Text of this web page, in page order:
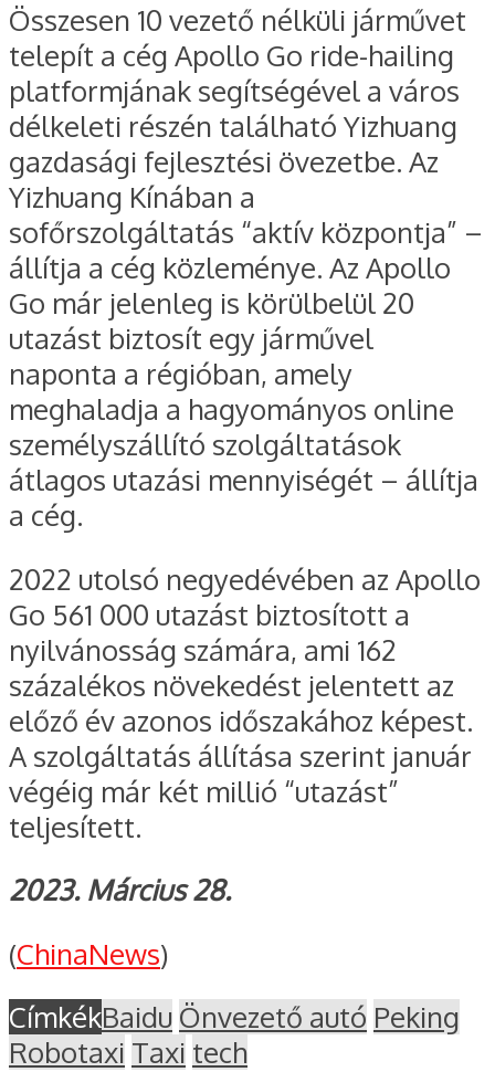
Összesen 10 vezető nélküli járművet
telepít a cég Apollo Go ride-hailing
platformjának segítségével a város
délkeleti részén található Yizhuang
gazdasági fejlesztési övezetbe. Az
Yizhuang Kínában a
sofőrszolgáltatás “aktív központja” –
állítja a cég közleménye. Az Apollo
Go már jelenleg is körülbelül 20
utazást biztosít egy járművel
naponta a régióban, amely
meghaladja a hagyományos online
személyszállító szolgáltatások
átlagos utazási mennyiségét – állítja
a cég.
2022 utolsó negyedévében az Apollo
Go 561 000 utazást biztosított a
nyilvánosság számára, ami 162
százalékos növekedést jelentett az
előző év azonos időszakához képest.
A szolgáltatás állítása szerint január
végéig már két millió “utazást”
teljesített.
2023. Március 28.
(ChinaNews)
CímkékBaidu Önvezető autó Peking
Robotaxi Taxi tech